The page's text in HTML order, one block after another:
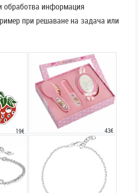
обработва информация
при решаване на задача или
19€ 43€